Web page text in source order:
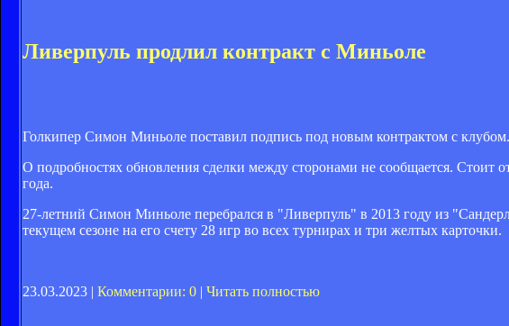
Ливерпуль продлил контракт с Миньоле
Голкипер Симон Миньоле поставил подпись под новым контрактом с
О подробностях обновления сделки между сторонами не сообщается. Стоит
года.
27-летний Симон Миньоле перебрался в "Ливерпуль" в 2013 году из
текущем сезоне на его счету 28 игр во всех турнирах и три желтых карточки.
23.03.2023 | Комментарии: 0 | Читать полностью